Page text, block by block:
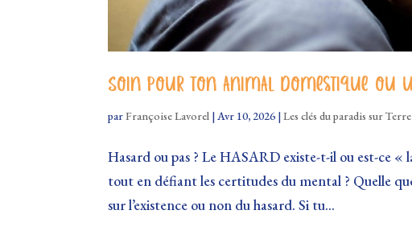
Soin pour ton animal domestique ou
parFrançoise Lavorel |Avr 10, 2026 |Les clés du paradis sur Terre
Hasard ou pas ? Le HASARD existe-t-il ou est-ce
tout en défiant les certitudes du mental ? Quelle
sur l’existence ou non du hasard. Si tu...